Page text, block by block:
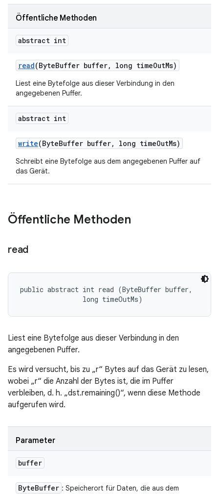
Öffentliche Methoden
abstract int
read(ByteBuffer buffer, long timeOutMs)
Liest eine Bytefolge aus dieser Verbindung in den
angegebenen Puffer.
abstract int
write(ByteBuffer buffer, long timeOutMs)
Schreibt eine Bytefolge aus dem angegebenen Puffer auf
das Gerät.
Öffentliche Methoden
read
public abstract int read (ByteBuffer buffer,
                long timeOutMs)
Liest eine Bytefolge aus dieser Verbindung in den
angegebenen Puffer.
Es wird versucht, bis zu „r“ Bytes auf das Gerät zu lesen,
wobei „r“ die Anzahl der Bytes ist, die im Puffer
verbleiben, d. h. „dst.remaining()“, wenn diese Methode
aufgerufen wird.
Parameter
buffer
ByteBuffer : Speicherort für Daten, die aus dem